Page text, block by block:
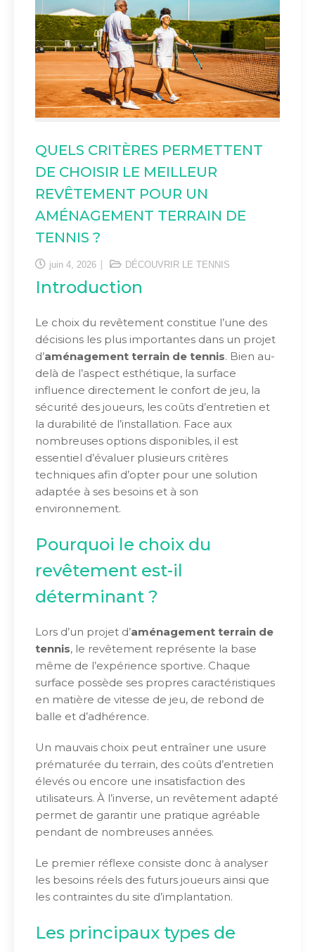
QUELS CRITÈRES PERMETTENT
DE CHOISIR LE MEILLEUR
REVÊTEMENT POUR UN
AMÉNAGEMENT TERRAIN DE
TENNIS ?
juin 4, 2026 DÉCOUVRIR LE TENNIS
Introduction
Le choix du revêtement constitue l’une des
décisions les plus importantes dans un projet
d’aménagement terrain de tennis. Bien au-
delà de l’aspect esthétique, la surface
influence directement le confort de jeu, la
sécurité des joueurs, les coûts d’entretien et
la durabilité de l’installation. Face aux
nombreuses options disponibles, il est
essentiel d’évaluer plusieurs critères
techniques afin d’opter pour une solution
adaptée à ses besoins et à son
environnement.
Pourquoi le choix du
revêtement est-il
déterminant ?
Lors d’un projet d’aménagement terrain de
tennis, le revêtement représente la base
même de l’expérience sportive. Chaque
surface possède ses propres caractéristiques
en matière de vitesse de jeu, de rebond de
balle et d’adhérence.
Un mauvais choix peut entraîner une usure
prématurée du terrain, des coûts d’entretien
élevés ou encore une insatisfaction des
utilisateurs. À l’inverse, un revêtement adapté
permet de garantir une pratique agréable
pendant de nombreuses années.
Le premier réflexe consiste donc à analyser
les besoins réels des futurs joueurs ainsi que
les contraintes du site d’implantation.
Les principaux types de